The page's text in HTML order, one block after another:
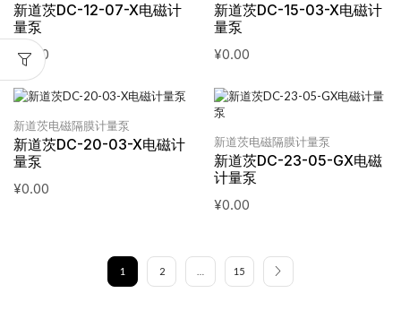
新道茨DC-12-07-X电磁计
量泵
¥0.00
新道茨DC-15-03-X电磁计
量泵
¥0.00
新道茨电磁隔膜计量泵
新道茨DC-20-03-X电磁计
量泵
¥0.00
新道茨电磁隔膜计量泵
新道茨DC-23-05-GX电磁
计量泵
¥0.00
1 2 15